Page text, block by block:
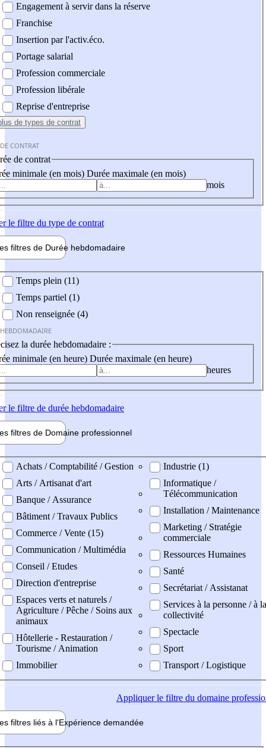
Engagement à servir dans la réserve
Franchise
Insertion par l'activ.éco.
Portage salarial
Profession commerciale
Profession libérale
Reprise d'entreprise
de types de contrat
CONTRAT
de contrat
minimale (en mois) Durée maximale (en mois)
mois
le filtre du type de contrat
filtres de Durée hebdomadaire
Temps plein (11)
Temps partiel (1)
Non renseignée (4)
la durée hebdomadaire :
minimale (en heure) Durée maximale (en heure)
heures
le filtre de durée hebdomadaire
filtres de Domaine professionnel
professionel
Achats / Comptabilité / Gestion
Arts / Artisanat d'art
Banque / Assurance
Bâtiment / Travaux Publics
Commerce / Vente (15)
Communication / Multimédia
Conseil / Etudes
Direction d'entreprise
Espaces verts et naturels /
Agriculture / Pêche / Soins aux
animaux
Hôtellerie - Restauration /
Tourisme / Animation
Immobilier
Industrie (1)
Informatique /
Télécommunication
Installation / Maintenance
Marketing / Stratégie
commerciale
Ressources Humaines
Santé
Secrétariat / Assistanat
Services à la personne / à la
collectivité
Spectacle
Sport
Transport / Logistique
Appliquerle filtre du domaine
filtres liés à l'Expérience demandée